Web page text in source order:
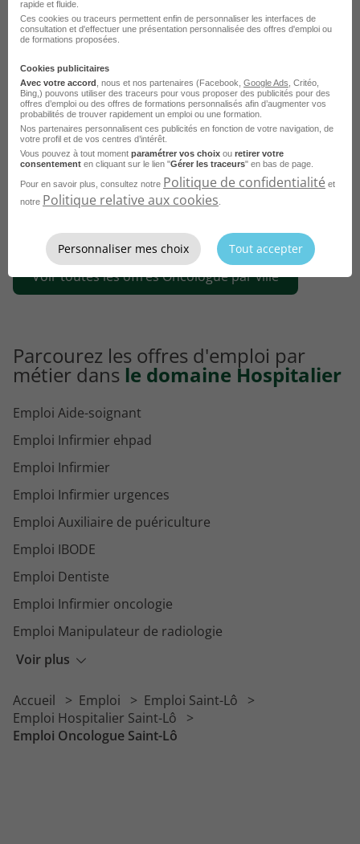
Emploi Oncologue Corte
Emploi Oncologue Roanne
Emploi Oncologue Toulouse
Emploi Oncologue Rodez
Emploi Oncologue Reims
Emploi Oncologue Rouen
Emploi Oncologue Saint-Nazaire
Emploi Oncologue Nîmes
Emploi Oncologue Annecy
Emploi Oncologue Bourges
Voir toutes les offres Oncologue par ville
Parcourez les offres d'emploi par
métier dans le domaine Hospitalier
Voir plus
Emploi Aide-soignant
Emploi Infirmier ehpad
Emploi Infirmier
Emploi Infirmier urgences
Emploi Auxiliaire de puériculture
Emploi IBODE
Emploi Dentiste
Emploi Infirmier oncologie
Emploi Manipulateur de radiologie
Emploi Agent de service hospitalier
Emploi Psychomotricien
Accueil Emploi
Emploi Saint-Lô
Emploi Hospitalier Saint-Lô
Emploi Oncologue Saint-Lô
rapide et fluide.
Ces cookies ou traceurs permettent enfin de personnaliser les interfaces de
consultation et d'effectuer une présentation personnalisée des offres d'emploi ou
de formations proposées.
Cookies publicitaires
Avec votre accord , nous et nos partenaires (Facebook, Google Ads , Critéo,
Bing,) pouvons utiliser des traceurs pour vous proposer des publicités pour des
offres d’emploi ou des offres de formations personnalisés afin d’augmenter vos
probabilités de trouver rapidement un emploi ou une formation.
Nos partenaires personnalisent ces publicités en fonction de votre navigation, de
votre profil et de vos centres d’intérêt.
Vous pouvez à tout moment paramétrer vos choix ou retirer votre
consentement en cliquant sur le lien "Gérer les traceurs" en bas de page.
Pour en savoir plus, consultez notre Politique de confidentialité et
notre Politique relative aux cookies
Personnaliser mes choix Tout accepter